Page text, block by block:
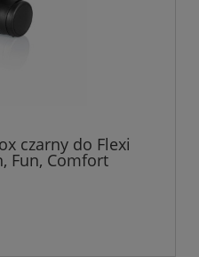
czarny do Flexi
Fun, Comfort